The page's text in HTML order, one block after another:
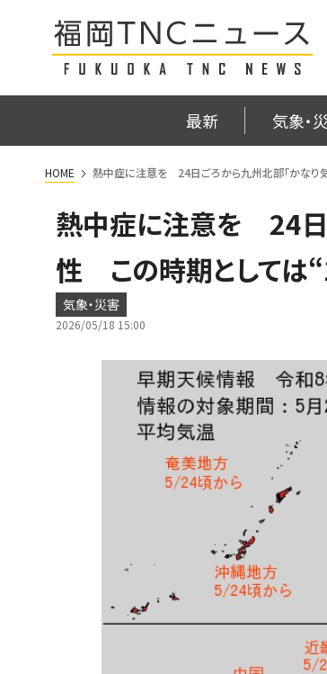
最新 気象・
HOME 熱中症に注意を 24日ごろから九州北部「かな
熱中症に注意を 24日
性 この時期として
気象・災害
2026/05/18 15:00